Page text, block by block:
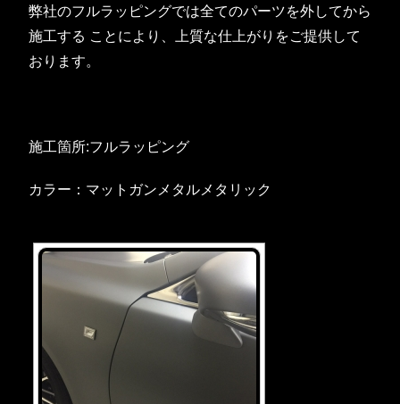
弊社のフルラッピングでは全てのパーツを外してから
施工する ことにより、上質な仕上がりをご提供して
おります。
施工箇所:フルラッピング
カラー：マットガンメタルメタリック